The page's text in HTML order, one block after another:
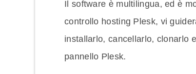
Il software è multilingua, ed è
controllo hosting Plesk, vi
installarlo, cancellarlo, clonarlo
pannello Plesk.